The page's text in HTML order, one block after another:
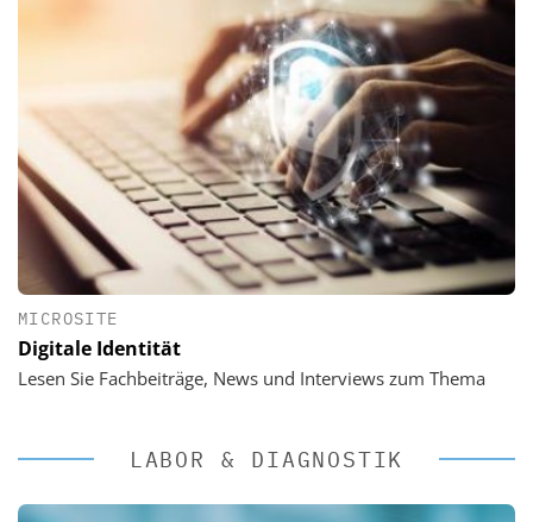
MICROSITE
Digitale Identität
Lesen Sie Fachbeiträge, News und Interviews zum Thema
LABOR & DIAGNOSTIK